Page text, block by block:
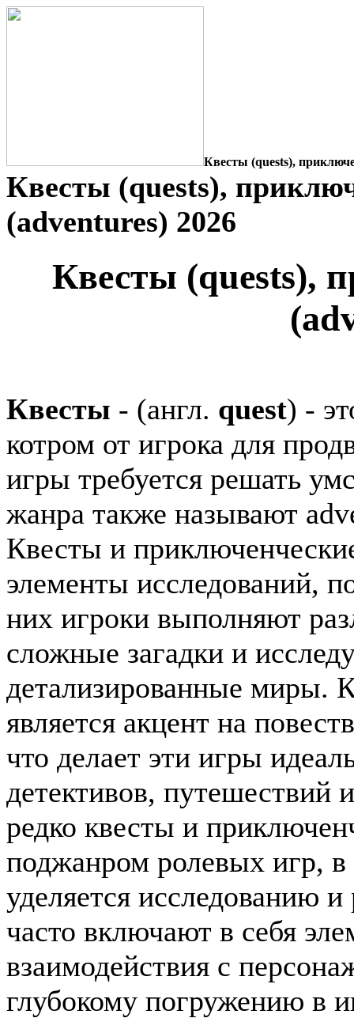
Квесты (quests),
Квесты (quests),
(adventures) 2026
Квесты (quests),
Квеcты - (англ. quest) -
котром от игрока для
игры требуется решать
жанра также называют
Квесты и
элементы исследований,
них игроки выполняют
сложные загадки и
детализированные миры.
является акцент на
что делает эти игры
детективов,
редко квесты и
поджанром ролевых игр,
уделяется исследованию
часто включают в себя
взаимодействия с
глубокому погружению в